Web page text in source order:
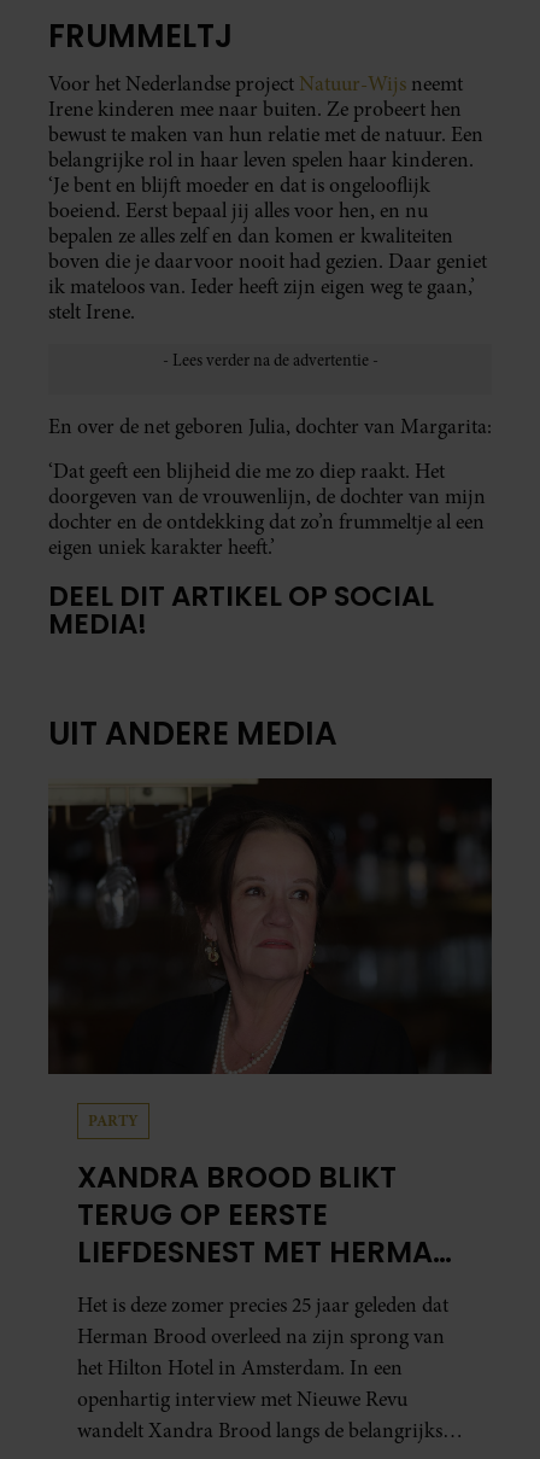
FRUMMELTJ
Voor het Nederlandse project Natuur-Wijs neemt
Irene kinderen mee naar buiten. Ze probeert hen
bewust te maken van hun relatie met de natuur. Een
belangrijke rol in haar leven spelen haar kinderen.
‘Je bent en blijft moeder en dat is ongelooflijk
boeiend. Eerst bepaal jij alles voor hen, en nu
bepalen ze alles zelf en dan komen er kwaliteiten
boven die je daarvoor nooit had gezien. Daar geniet
ik mateloos van. Ieder heeft zijn eigen weg te gaan,’
stelt Irene.
En over de net geboren Julia, dochter van Margarita:
‘Dat geeft een blijheid die me zo diep raakt. Het
doorgeven van de vrouwenlijn, de dochter van mijn
dochter en de ontdekking dat zo’n frummeltje al een
eigen uniek karakter heeft.’
DEEL DIT ARTIKEL OP SOCIAL
MEDIA!
UIT ANDERE MEDIA
PARTY
XANDRA BROOD BLIKT
TERUG OP EERSTE
LIEFDESNEST MET HERMAN
BROOD: “HIER IS LOLA
GEBOREN”
Het is deze zomer precies 25 jaar geleden dat
Herman Brood overleed na zijn sprong van
het Hilton Hotel in Amsterdam. In een
openhartig interview met Nieuwe Revu
wandelt Xandra Brood langs de belangrijkste